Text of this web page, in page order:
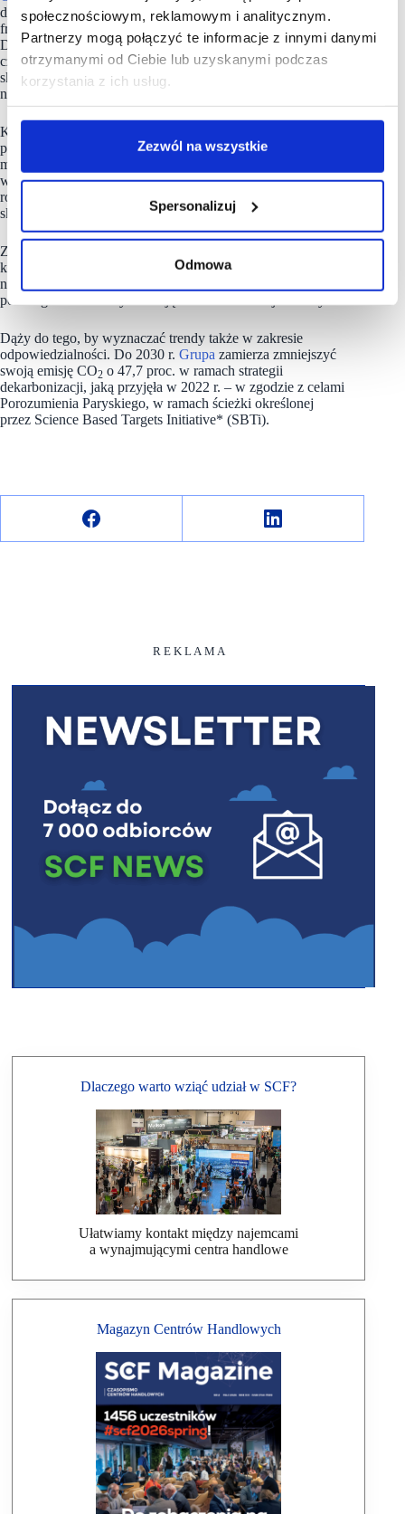
społecznościowym, reklamowym i analitycznym.
Partnerzy mogą połączyć te informacje z innymi danymi
otrzymanymi od Ciebie lub uzyskanymi podczas
korzystania z ich usług.
Zezwól na wszystkie
Spersonalizuj
Odmowa
dystrybutorem produktów FMCG, organizatorem znanych sieci
franczyzowych, agencyjnych i partnerskich – takich jak ABC,
Delikatesy Centrum, Groszek, Gama, Duży Ben, Lewiatan
czy Euro Sklep; partnerem logistycznym i technologicznym
sklepów lokalnych, a także właścicielem marketu e-grocery
nr 1 w Polsce: Frisco.pl.
Klientami Eurocash są przede wszystkim lokalni
przedsiębiorcy, którym Grupa oferuje z jednej strony efektywne
modele biznesowe, a z drugiej skalę zakupową, logistykę,
wsparcie marketingowe, dostęp do wiedzy oraz nowoczesne
rozwiązania technologiczne wspierające prowadzenie i rozwój
sklepu.
Z liczbą ok. 20 tys. zatrudnianych pracowników i 90 tys.
klientów, Eurocash od lat zajmuje miejsce w TOP10
największych polskich firm, kompleksowo kształtując rynek
polskiego handlu i wyznaczając kierunki rozwoju branży.
Dąży do tego, by wyznaczać trendy także w zakresie
odpowiedzialności. Do 2030 r. Grupa zamierza zmniejszyć
swoją emisję CO2 o 47,7 proc. w ramach strategii
dekarbonizacji, jaką przyjęła w 2022 r. – w zgodzie z celami
Porozumienia Paryskiego, w ramach ścieżki określonej
przez Science Based Targets Initiative* (SBTi).
R E K L A M A
Dlaczego warto wziąć udział w SCF?
Ułatwiamy kontakt między najemcami
a wynajmującymi centra handlowe
Magazyn Centrów Handlowych